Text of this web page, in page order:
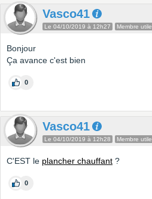
Vasco41
Le 04/10/2019 à 12h27 Membre utile
Bonjour
Ça avance c'est bien
0
Vasco41
Le 04/10/2019 à 12h28 Membre utile
C'EST le plancher chauffant ?
0